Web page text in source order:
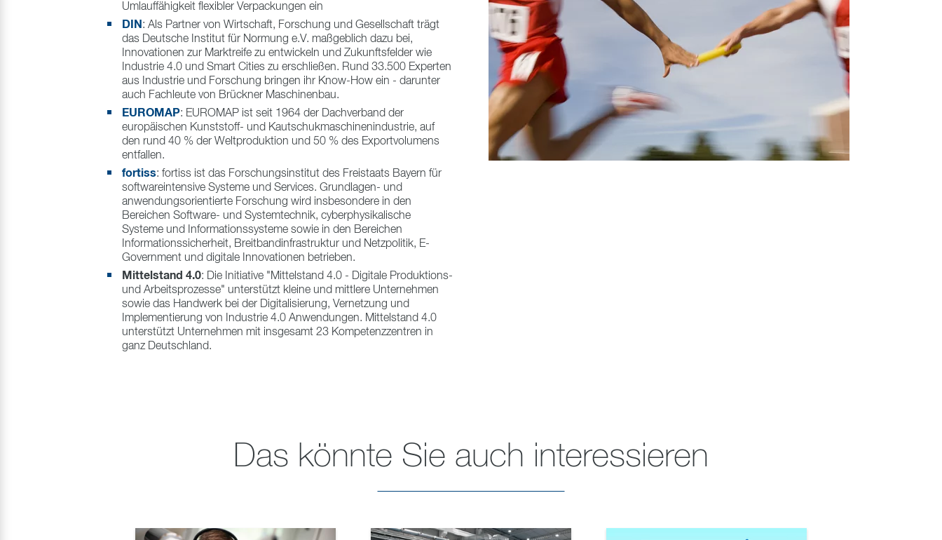
Umlauffähigkeit flexibler Verpackungen ein
DIN : Als Partner von Wirtschaft, Forschung und Gesellschaft trägt
das Deutsche Institut für Normung e.V. maßgeblich dazu bei,
Innovationen zur Marktreife zu entwickeln und Zukunftsfelder wie
Industrie 4.0 und Smart Cities zu erschließen. Rund 33.500 Experten
aus Industrie und Forschung bringen ihr Know-How ein - darunter
auch Fachleute von Brückner Maschinenbau.
EUROMAP: EUROMAP ist seit 1964 der Dachverband der
europäischen Kunststoff- und Kautschukmaschinenindustrie, auf
den rund 40 % der Weltproduktion und 50 % des Exportvolumens
entfallen.
fortiss: fortiss ist das Forschungsinstitut des Freistaats Bayern für
softwareintensive Systeme und Services. Grundlagen- und
anwendungsorientierte Forschung wird insbesondere in den
Bereichen Software- und Systemtechnik, cyberphysikalische
Systeme und Informationssysteme sowie in den Bereichen
Informationssicherheit, Breitbandinfrastruktur und Netzpolitik, E-
Government und digitale Innovationen betrieben.
Mittelstand 4.0: Die Initiative "Mittelstand 4.0 - Digitale Produktions-
und Arbeitsprozesse" unterstützt kleine und mittlere Unternehmen
sowie das Handwerk bei der Digitalisierung, Vernetzung und
Implementierung von Industrie 4.0 Anwendungen. Mittelstand 4.0
unterstützt Unternehmen mit insgesamt 23 Kompetenzzentren in
ganz Deutschland.
Das könnte Sie auch interessieren